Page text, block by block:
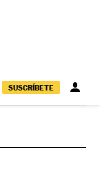
SUSCRÍBETE